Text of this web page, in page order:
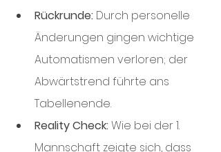
Rückrunde: Durch personelle
Änderungen gingen wichtige
Automatismen verloren; der
Abwärtstrend führte ans
Tabellenende.
Reality Check: Wie bei der 1.
Mannschaft zeigte sich, dass